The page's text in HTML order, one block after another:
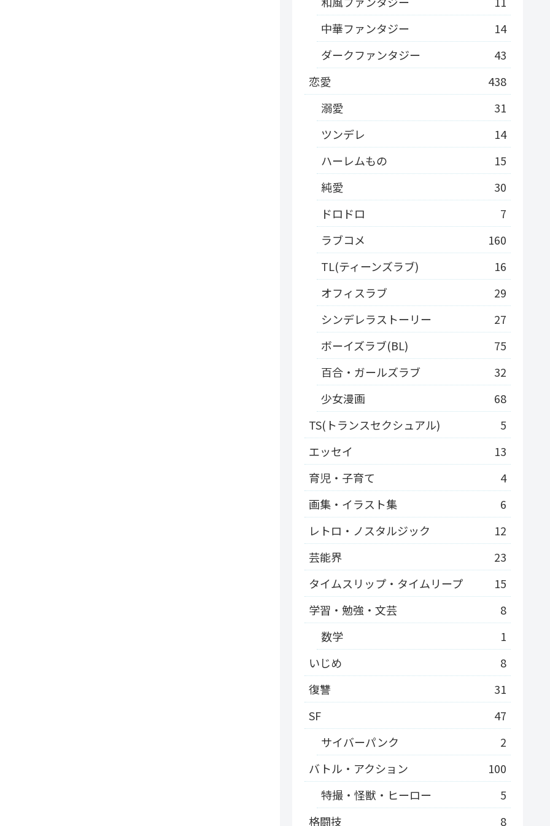
中華ファンタジー
14
ダークファンタジー
43
恋愛
438
溺愛
31
ツンデレ
14
ハーレムもの
15
純愛
30
ドロドロ
7
ラブコメ
160
TL(ティーンズラブ)
16
オフィスラブ
29
シンデレラストーリー
27
ボーイズラブ(BL)
75
百合・ガールズラブ
32
少女漫画
68
TS(トランスセクシュアル)
5
エッセイ
13
育児・子育て
4
画集・イラスト集
6
レトロ・ノスタルジック
12
芸能界
23
タイムスリップ・タイムリープ
15
学習・勉強・文芸
8
数学
1
いじめ
8
復讐
31
SF
47
サイバーパンク
2
バトル・アクション
100
特撮・怪獣・ヒーロー
5
格闘技
8